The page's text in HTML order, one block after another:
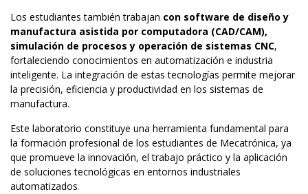
Los estudiantes también trabajan con software de diseño y
manufactura asistida por computadora (CAD/CAM),
simulación de procesos y operación de sistemas CNC,
fortaleciendo conocimientos en automatización e industria
inteligente. La integración de estas tecnologías permite mejorar
la precisión, eficiencia y productividad en los sistemas de
manufactura.
Este laboratorio constituye una herramienta fundamental para
la formación profesional de los estudiantes de Mecatrónica, ya
que promueve la innovación, el trabajo práctico y la aplicación
de soluciones tecnológicas en entornos industriales
automatizados.